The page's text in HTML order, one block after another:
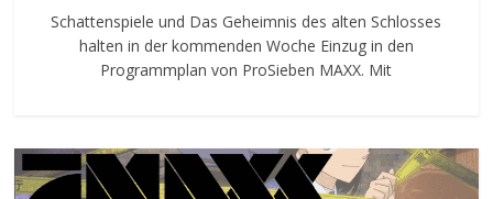
Schattenspiele und Das Geheimnis des alten Schlosses
halten in der kommenden Woche Einzug in den
Programmplan von ProSieben MAXX. Mit